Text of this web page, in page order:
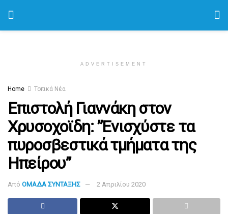
ADVERTISEMENT
Home Τοπικά Νέα
Επιστολή Γιαννάκη στον
Χρυσοχοϊδη: ”Ενισχύστε τα
πυροσβεστικά τμήματα της
Ηπείρου”
Από ΟΜΑΔΑ ΣΥΝΤΑΞΗΣ 2 Απριλίου 2020